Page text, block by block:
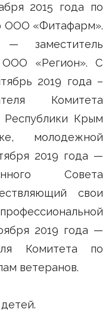
2015 года по
ООО «Фитафарм».
заместитель
ООО «Регион». С
2019 года –
Комитета
Республики Крым
молодежной
2019 года —
Совета
свои
2019 года —
Комитета по
ветеранов.